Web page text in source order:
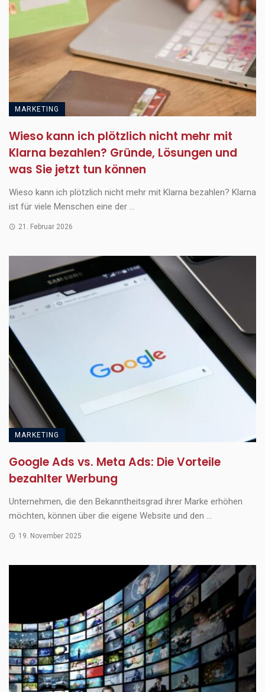
MARKETING
Wieso kann ich plötzlich nicht mehr mit
Klarna bezahlen? Gründe, Lösungen und
was Sie jetzt tun können
Wieso kann ich plötzlich nicht mehr mit Klarna bezahlen? Klarna
ist für viele Menschen eine der ...
21. Februar 2026
MARKETING
Google Ads vs. Meta Ads: Die Vorteile
bezahlter Werbung
Unternehmen, die den Bekanntheitsgrad ihrer Marke erhöhen
möchten, können über die eigene Website und den ...
19. November 2025